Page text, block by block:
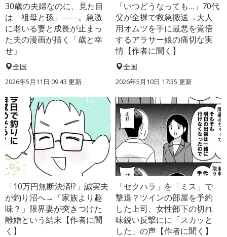
30歳の夫婦なのに、見た目
は「祖母と孫」――。急激
に老いる妻と成長が止まっ
た夫の漫画が描く「歳と幸
せ」
全国
2026年5月11日 09:43 更新
「いつどうなっても…」70代
父が全裸で救急搬送→大人
用オムツを手に最悪を覚悟
するアラサー娘の痛切な実
情【作者に聞く】
全国
2026年5月10日 17:35 更新
「10万円無断決済!?」誠実夫
が釣り沼へ→「家族より趣
味？」限界妻が突きつけた
離婚という結末【作者に聞
く】
「セクハラ」を「ミス」で
撃退？ツインの部屋を予約
した上司、女性部下の切れ
味鋭い反撃にに「スカッと
した」の声【作者に聞く】